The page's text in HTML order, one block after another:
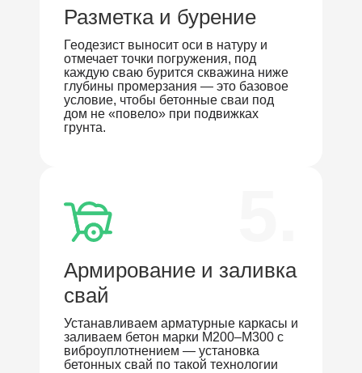
Разметка и бурение
Геодезист выносит оси в натуру и
отмечает точки погружения, под
каждую сваю бурится скважина ниже
глубины промерзания — это базовое
условие, чтобы бетонные сваи под
дом не «повело» при подвижках
грунта.
Армирование и заливка
свай
Устанавливаем арматурные каркасы и
заливаем бетон марки М200–М300 с
виброуплотнением — установка
бетонных свай по такой технологии